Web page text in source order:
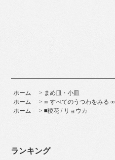
ホーム > まめ皿・小皿
ホーム
> ∞ すべてのうつわをみる ∞
ホーム
> ■稜花 / リョウカ
ランキング